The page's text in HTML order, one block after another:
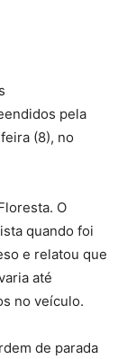
pela
(8), no
O
quando foi
e relatou que
até
no veículo.
de parada